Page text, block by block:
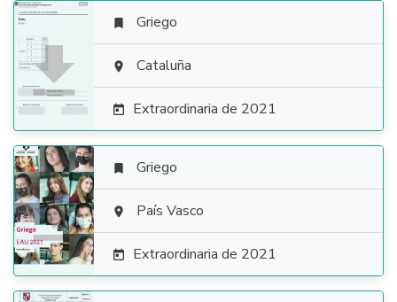

 Griego
 Cataluña
 Extraordinaria de 2021

 Griego
 País Vasco
 Extraordinaria de 2021